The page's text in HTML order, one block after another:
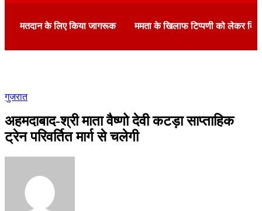
मतदान के लिए किया जागरूक ममता के खिलाफ टिप्पणी को लेकर
गुजरात
अहमदाबाद-श्री माता वैष्णो देवी कटड़ा साप्ताहिक
ट्रेन परिवर्तित मार्ग से चलेगी